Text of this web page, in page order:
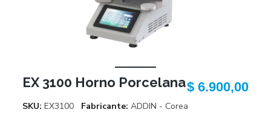
EX 3100 Horno Porcelana
SKU EX3100 Fabricante ADDIN - Corea
$ 6.900,00